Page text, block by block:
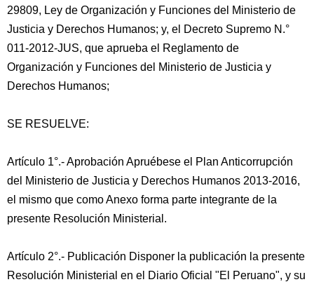
29809, Ley de Organización y Funciones del Ministerio de
Justicia y Derechos Humanos; y, el Decreto Supremo N.°
011-2012-JUS, que aprueba el Reglamento de
Organización y Funciones del Ministerio de Justicia y
Derechos Humanos;
SE RESUELVE:
Artículo 1°.- Aprobación Apruébese el Plan Anticorrupción
del Ministerio de Justicia y Derechos Humanos 2013-2016,
el mismo que como Anexo forma parte integrante de la
presente Resolución Ministerial.
Artículo 2°.- Publicación Disponer la publicación la presente
Resolución Ministerial en el Diario Oficial "El Peruano", y su